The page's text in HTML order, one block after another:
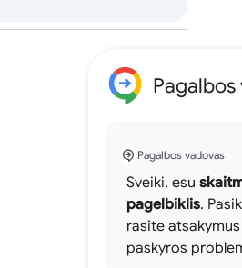
Pagalbos
Pagalbos vadovas
Sveiki, esu
pagelbiklis.
rasite
paskyros